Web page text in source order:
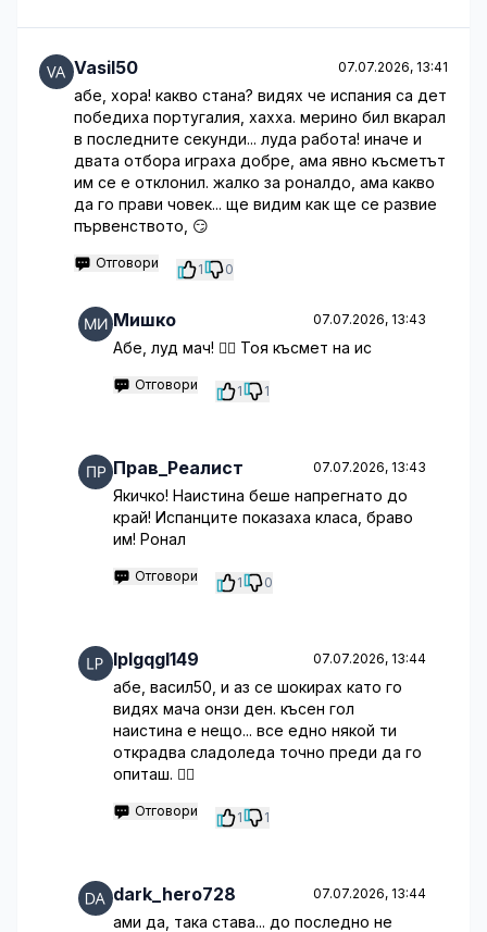
Vasil50 07.07.2026, 13:41
абе, хора! какво стана? видях че испания са дет
победиха португалия, хахха. мерино бил вкарал
в последните секунди... луда работа! иначе и
двата отбора играха добре, ама явно късметът
им се е отклонил. жалко за роналдо, ама какво
да го прави човек... ще видим как ще се развие
първенството, 😏
Отговори 1 0
Мишко 07.07.2026, 13:43
Абе, луд мач! 🤦‍♀️ Тоя късмет на ис
Отговори 1 1
Прав_Реалист 07.07.2026, 13:43
Якичко! Наистина беше напрегнато до
край! Испанците показаха класа, браво
им! Ронал
Отговори 1 0
lplgqgl149 07.07.2026, 13:44
абе, васил50, и аз се шокирах като го
видях мача онзи ден. късен гол
наистина е нещо... все едно някой ти
открадва сладоледа точно преди да го
опиташ. 🤦‍♂️
Отговори 1 1
dark_hero728 07.07.2026, 13:44
ами да, така става... до последно не